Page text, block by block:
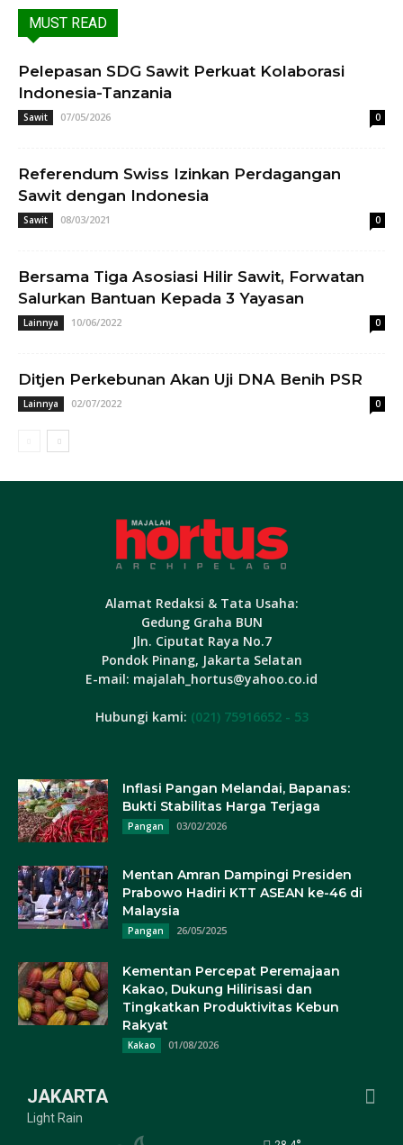
MUST READ
Pelepasan SDG Sawit Perkuat Kolaborasi
Indonesia-Tanzania
Sawit 07/05/2026 0
Referendum Swiss Izinkan Perdagangan
Sawit dengan Indonesia
Sawit 08/03/2021 0
Bersama Tiga Asosiasi Hilir Sawit, Forwatan
Salurkan Bantuan Kepada 3 Yayasan
Lainnya 10/06/2022 0
Ditjen Perkebunan Akan Uji DNA Benih PSR
Lainnya 02/07/2022 0
Alamat Redaksi & Tata Usaha:
Gedung Graha BUN
Jln. Ciputat Raya No.7
Pondok Pinang, Jakarta Selatan
E-mail: majalah_hortus@yahoo.co.id
Hubungi kami: (021) 75916652 - 53
Inflasi Pangan Melandai, Bapanas:
Bukti Stabilitas Harga Terjaga
Pangan 03/02/2026
Mentan Amran Dampingi Presiden
Prabowo Hadiri KTT ASEAN ke-46 di
Malaysia
Pangan 26/05/2025
Kementan Percepat Peremajaan
Kakao, Dukung Hilirisasi dan
Tingkatkan Produktivitas Kebun
Rakyat
Kakao 01/08/2026
JAKARTA
Light Rain